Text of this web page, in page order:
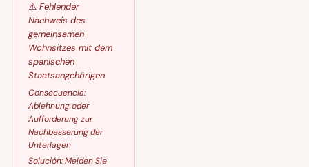
⚠️ Fehlender
Nachweis des
gemeinsamen
Wohnsitzes mit dem
spanischen
Staatsangehörigen
Consecuencia:
Ablehnung oder
Aufforderung zur
Nachbesserung der
Unterlagen
Solución:Melden Sie